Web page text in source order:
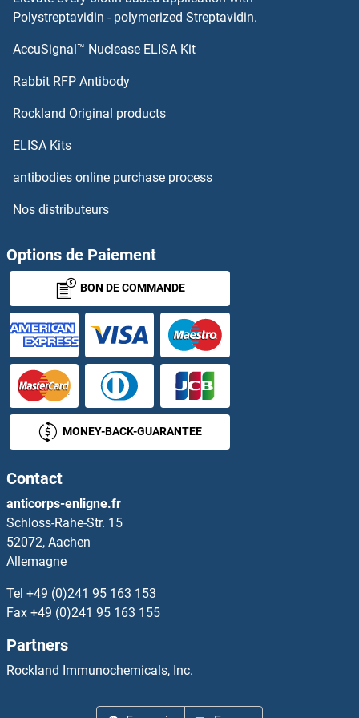
GNB5 Anticorps
GNB4 Anticorps
GNPNAT1 Anticorps
GNPTAB Anticorps
GNPTG Anticorps
GNRH1 Anticorps
GnRH2 Anticorps
GNRHR Anticorps
GNRPX Anticorps
GNS Anticorps
GOLGA1 Anticorps
GOLGA4 Anticorps
GOLGA5 Anticorps
GOLGA6A Anticorps
GOLGA6B Anticorps
Polystreptavidin - polymerized Streptavidin.
AccuSignal™ Nuclease ELISA Kit
Rabbit RFP Antibody
Rockland Original products
ELISA Kits
antibodies online purchase process
Nos distributeurs
Options de Paiement
BON DE COMMANDE
MONEY-BACK-GUARANTEE
Contact
anticorps-enligne.fr
Schloss-Rahe-Str. 15
52072, Aachen
Allemagne
Tel +49 (0)241 95 163 153
Fax +49 (0)241 95 163 155
Partners
Rockland Immunochemicals, Inc.